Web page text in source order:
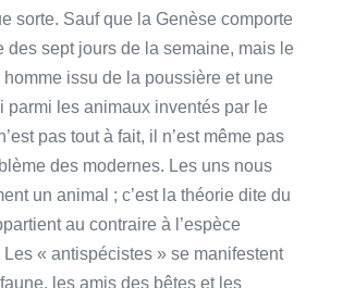
sorte. Sauf que la Genèse comporte
des sept jours de la semaine, mais le
issu de la poussière et une
parmi les animaux inventés par le
pas tout à fait, il n’est même pas
des modernes. Les uns nous
un animal ; c’est la théorie dite du
au contraire à l’espèce
« antispécistes » se manifestent
les amis des bêtes et les